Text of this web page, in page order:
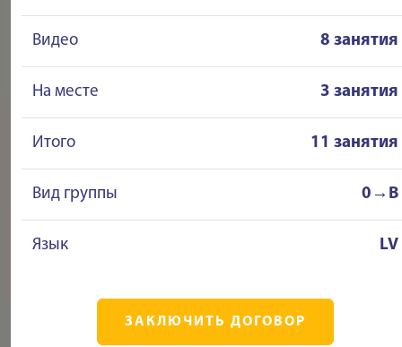
Видео 8 занятия
На месте 3 занятия
Итого 11 занятия
Вид группы 0→B
Язык LV
ЗАКЛЮЧИТЬ ДОГОВОР